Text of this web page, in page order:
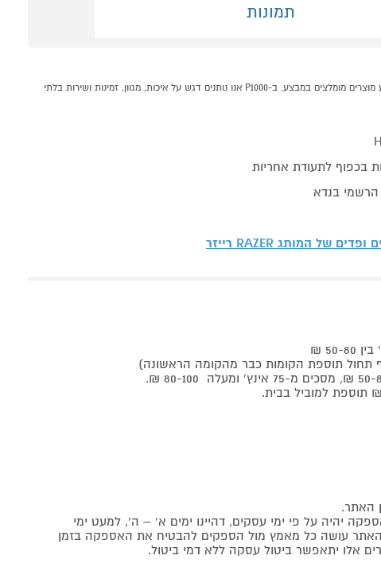
תמונות
מקלדת מכנית דגם RAZER HUNTSMAN MINI רייזר שחור קונים אונליין בקטגוריית מקלדות במחלקת חנות הגיימינג בP1000 - אתר קניות ישראלי בטוח, משתלם ונוח המציע מוצרים מומלצים במבצע. ב-P1000 אנו נותנים דגש על איכות, מגוון, זמינות ושירות בלתי
בכפוף לתעודת אחריות
הרשמי בנדא
ופדים של המותג RAZER רייזר
האתר.
יהיה על פי ימי עסקים, דהיינו ימים א' – ה', למעט ימי
האתר עושה כל מאמץ מול הספקים להבטיח את האספקה בזמן
אלו יתאפשר ביטול עסקה ללא דמי ביטול.